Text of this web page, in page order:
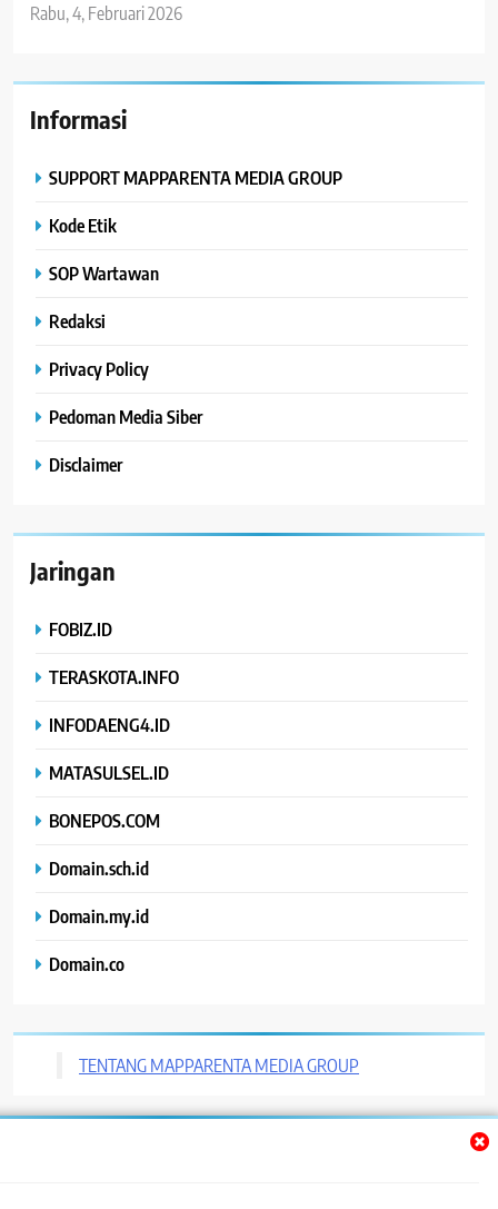
Rabu, 4, Februari 2026
Informasi
SUPPORT MAPPARENTA MEDIA GROUP
Kode Etik
SOP Wartawan
Redaksi
Privacy Policy
Pedoman Media Siber
Disclaimer
Jaringan
FOBIZ.ID
TERASKOTA.INFO
INFODAENG4.ID
MATASULSEL.ID
BONEPOS.COM
Domain.sch.id
Domain.my.id
Domain.co
TENTANG MAPPARENTA MEDIA GROUP